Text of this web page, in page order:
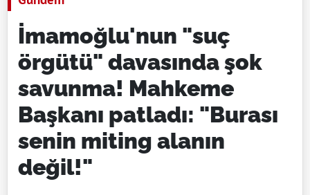
İmamoğlu'nun "suç
örgütü" davasında şok
savunma! Mahkeme
Başkanı patladı: "Burası
senin miting alanın
değil!"